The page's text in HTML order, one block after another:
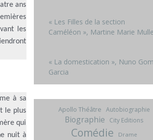
ans
les
à sa
le plus
qui
nuit à
« Les Filles de la section
Caméléon », Martine Marie
« La domestication », Nuno
Garcia
Apollo Théâtre Autobiographie
Biographie City Editions
Comédie
Drame